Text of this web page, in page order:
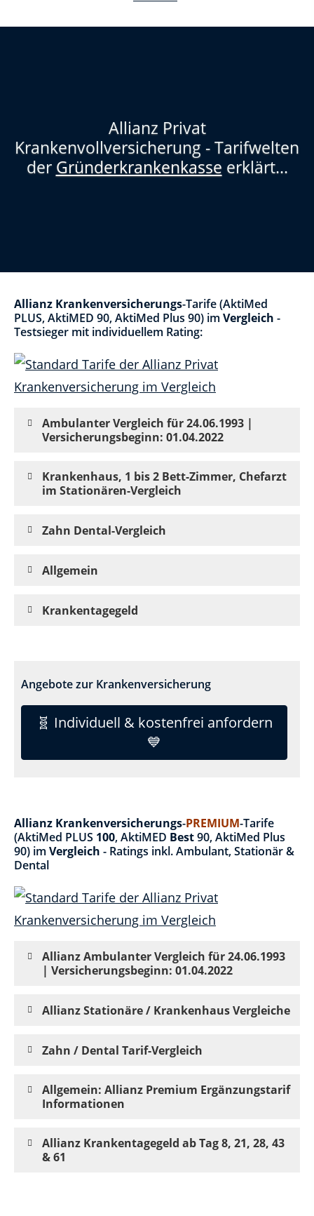
Allianz Privat
Krankenvollversicherung - Tarifwelten
der Gründerkrankenkasse erklärt...
Allianz Krankenversicherungs-Tarife (AktiMed
PLUS, AktiMED 90, AktiMed Plus 90) im Vergleich -
Testsieger mit individuellem Rating:
Ambulanter Vergleich für 24.06.1993 |
Versicherungsbeginn: 01.04.2022
Krankenhaus, 1 bis 2 Bett-Zimmer, Chefarzt
im Stationären-Vergleich
Zahn Dental-Vergleich
Allgemein
Krankentagegeld
Angebote zur Krankenversicherung
🧬 Individuell & kostenfrei anfordern
💙
Allianz Krankenversicherungs-PREMIUM-Tarife
(AktiMed PLUS 100, AktiMED Best90, AktiMed Plus
90) im Vergleich - Ratings inkl. Ambulant, Stationär &
Dental
Allianz Ambulanter Vergleich für 24.06.1993
| Versicherungsbeginn: 01.04.2022
Allianz Stationäre / Krankenhaus Vergleiche
Zahn / Dental Tarif-Vergleich
Allgemein: Allianz Premium Ergänzungstarif
Informationen
Allianz Krankentagegeld ab Tag 8, 21, 28, 43
& 61